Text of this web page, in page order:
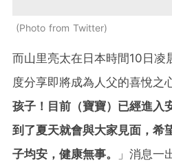
Photo from Twitter
而山里亮太在日本時間10日凌
度分享即將成為人父的喜悅之
孩子！目前（寶寶）已經進入
到了夏天就會與大家見面，希
子均安，健康無事。
」消息一